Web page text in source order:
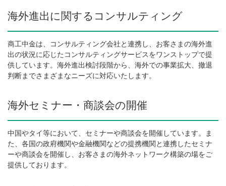
海外進出に関するコンサルティング
商工中金は、コンサルティング会社と連携し、お客さまの海外進
出の状況に応じたコンサルティングサービスをワンストップで提
供しています。海外進出検討段階から、海外での事業拡大、撤退
判断までさまざまなニーズに対応いたします。
海外セミナー・商談会の開催
中国やタイ等において、セミナーや商談会を開催しています。ま
た、各国の政府機関や金融機関などの提携機関と連携したセミナ
ーや商談会を開催し、お客さまの海外ネットワーク構築の場をご
提供しております。